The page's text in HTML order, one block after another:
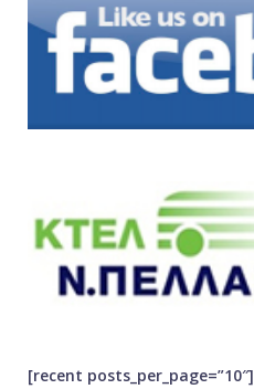
[recent posts_per_page=”10″]